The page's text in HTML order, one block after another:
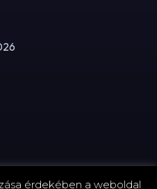
érdekében a weboldal